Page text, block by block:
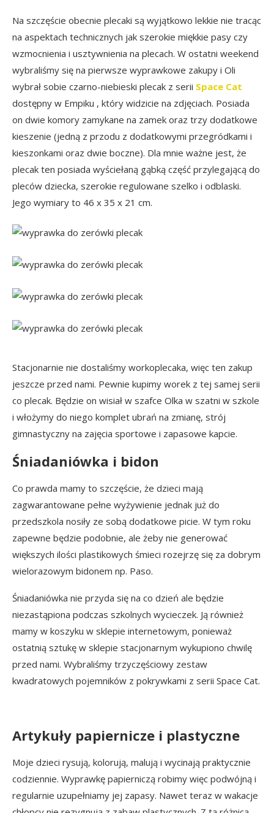
Na szczęście obecnie plecaki są wyjątkowo lekkie nie tracąc
na aspektach technicznych jak szerokie miękkie pasy czy
wzmocnienia i usztywnienia na plecach. W ostatni weekend
wybraliśmy się na pierwsze wyprawkowe zakupy i Oli
wybrał sobie czarno-niebieski plecak z serii Space Cat
dostępny w Empiku , który widzicie na zdjęciach. Posiada
on dwie komory zamykane na zamek oraz trzy dodatkowe
kieszenie (jedną z przodu z dodatkowymi przegródkami i
kieszonkami oraz dwie boczne). Dla mnie ważne jest, że
plecak ten posiada wyściełaną gąbką część przylegającą do
pleców dziecka, szerokie regulowane szelko i odblaski.
Jego wymiary to 46 x 35 x 21 cm.
Stacjonarnie nie dostaliśmy workoplecaka, więc ten zakup
jeszcze przed nami. Pewnie kupimy worek z tej samej serii
co plecak. Będzie on wisiał w szafce Olka w szatni w szkole
i włożymy do niego komplet ubrań na zmianę, strój
gimnastyczny na zajęcia sportowe i zapasowe kapcie.
Śniadaniówka i bidon
Co prawda mamy to szczęście, że dzieci mają
zagwarantowane pełne wyżywienie jednak już do
przedszkola nosiły ze sobą dodatkowe picie. W tym roku
zapewne będzie podobnie, ale żeby nie generować
większych ilości plastikowych śmieci rozejrzę się za dobrym
wielorazowym bidonem np. Paso.
Śniadaniówka nie przyda się na co dzień ale będzie
niezastąpiona podczas szkolnych wycieczek. Ją również
mamy w koszyku w sklepie internetowym, ponieważ
ostatnią sztukę w sklepie stacjonarnym wykupiono chwilę
przed nami. Wybraliśmy trzyczęściowy zestaw
kwadratowych pojemników z pokrywkami z serii Space Cat.
Artykuły papiernicze i plastyczne
Moje dzieci rysują, kolorują, malują i wycinają praktycznie
codziennie. Wyprawkę papierniczą robimy więc podwójną i
regularnie uzupełniamy jej zapasy. Nawet teraz w wakacje